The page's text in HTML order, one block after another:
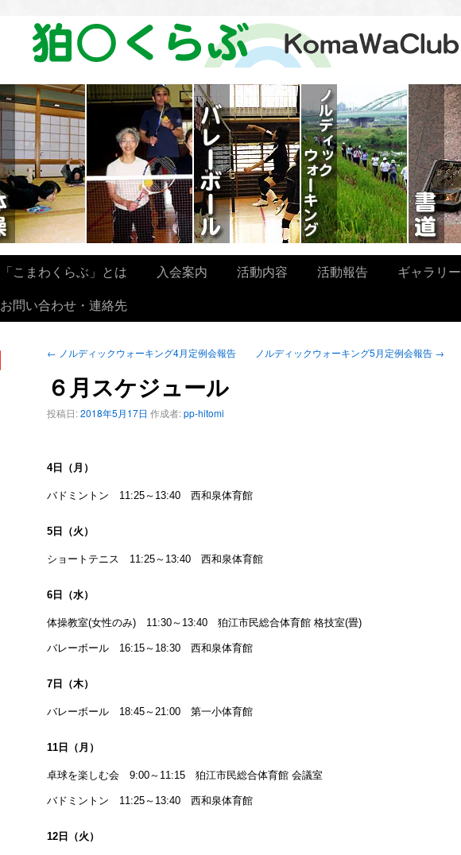
「こまわくらぶ」とは 入会案内 活動内容 活動報告 ギャラリー
お問い合わせ・連絡先
← ノルディックウォーキング4月定例会報告 ノルディックウォーキング5月定例会報告 →
６月スケジュール
投稿日:2018年5月17日 作成者:pp-hitomi
4日（月）
バドミントン 11:25～13:40 西和泉体育館
5日（火）
ショートテニス 11:25～13:40 西和泉体育館
6日（水）
体操教室(女性のみ) 11:30～13:40 狛江市民総合体育館 格技室(畳)
バレーボール 16:15～18:30 西和泉体育館
7日（木）
バレーボール 18:45～21:00 第一小体育館
11日（月）
卓球を楽しむ会 9:00～11:15 狛江市民総合体育館 会議室
バドミントン 11:25～13:40 西和泉体育館
12日（火）